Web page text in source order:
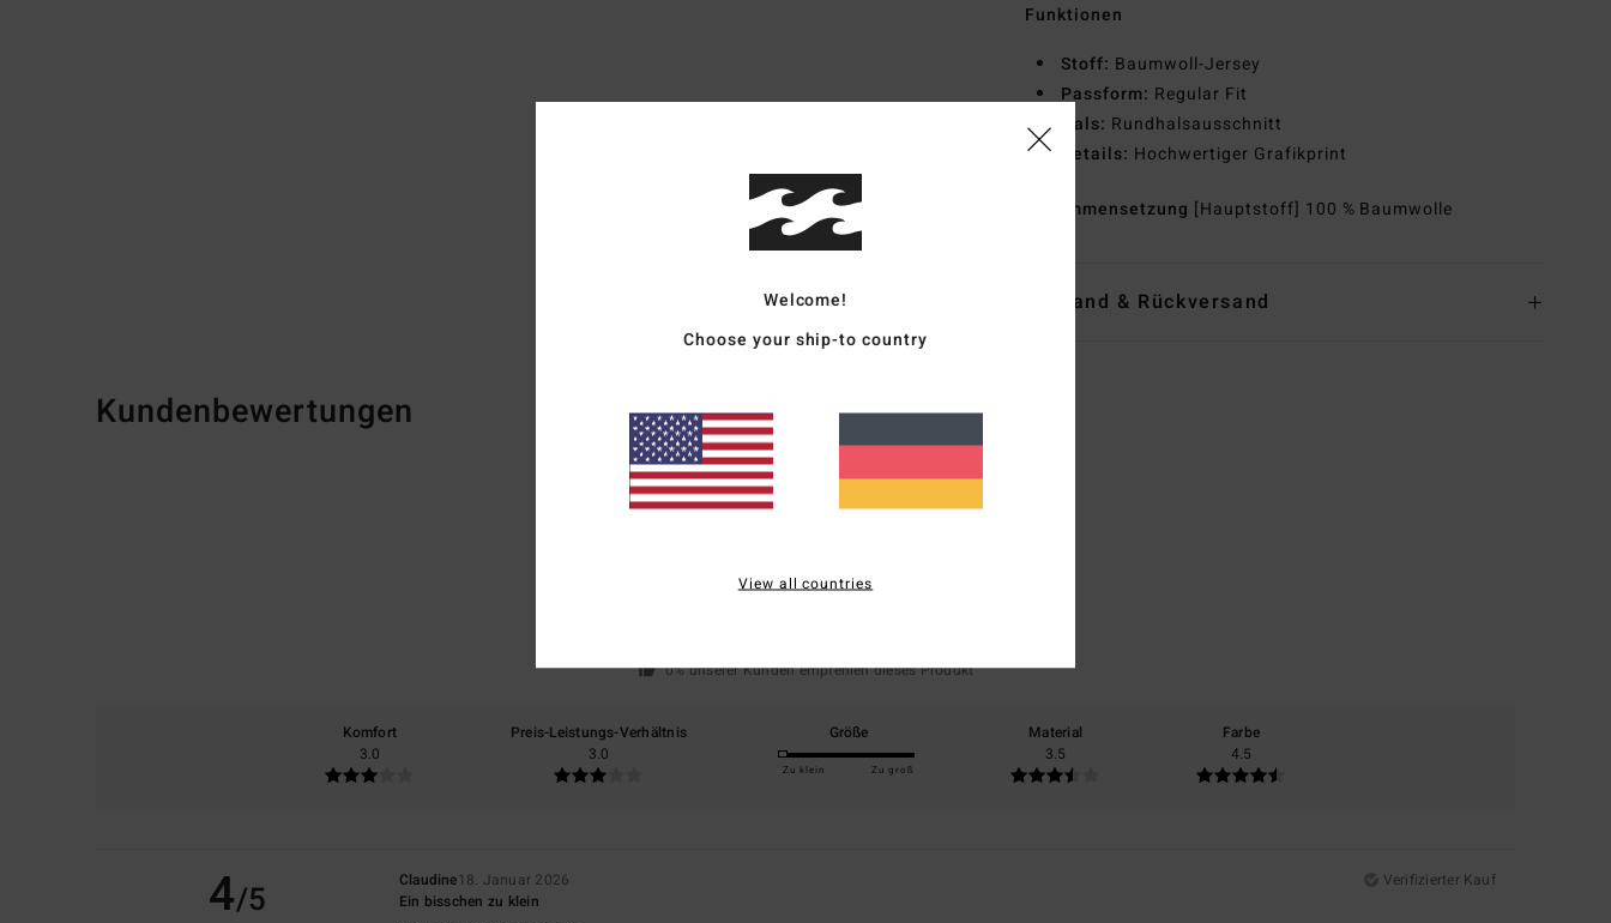
Funktionen
Stoff: Baumwoll-Jersey
Passform: Regular Fit
Hals: Rundhalsausschnitt
Details: Hochwertiger Grafikprint
Zusammensetzung [Hauptstoff] 100 % Baumwolle
Versand & Rückversand
Kundenbewertungen
Durchschnittliche Bewertung
2.5/5
0% unserer Kunden empfehlen dieses Produkt
Komfort
3.0
Preis-Leistungs-Verhältnis
3.0
Größe
Zu klein Zu groß
Material
3.5
Farbe
4.5
4/5 Claudine18. Januar 2026
Verifizierter Kauf
Ein bisschen zu klein
Welcome!
Choose your ship-to country
View all countries